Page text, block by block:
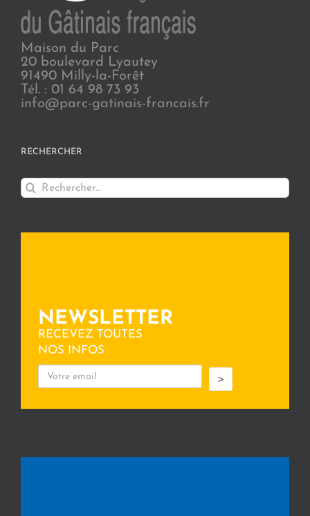
Maison du Parc
20 boulevard Lyautey
91490 Milly-la-Forêt
Tél. : 01 64 98 73 93
info@parc-gatinais-francais.fr
RECHERCHER
Rechercher:
NEWSLETTER
RECEVEZ TOUTES
NOS INFOS
>